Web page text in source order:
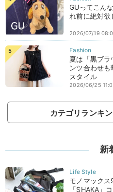
GUってこん
れ前に絶対欲
2026/07/19
夏は「黒ブ
ンツ合わせ
スタイル
2026/06/25
カテゴリランキ
新
モノマックス
「SHAKA」